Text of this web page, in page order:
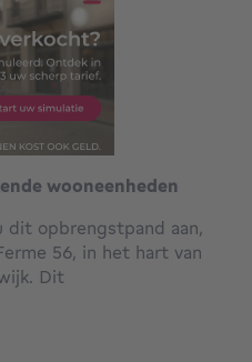
wooneenheden
opbrengstpand aan,
56, in het hart van
Dit
is naar een rendabel,
pand, op een